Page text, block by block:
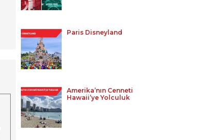
Paris Disneyland
Amerika’nın Cenneti
Hawaii’ye Yolculuk